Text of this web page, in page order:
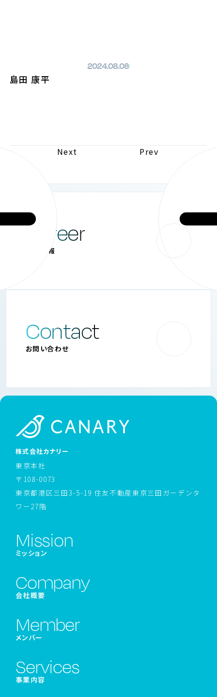
2024.08.08
島田 康平
Next Prev
Career
採用情報
Contact
お問い合わせ
株式会社カナリー
東京本社
〒108-0073
東京都港区三田3-5-19 住友不動産東京三田ガーデンタ
ワー27階
Mission
ミッション
Company
会社概要
Member
メンバー
Services
事業内容